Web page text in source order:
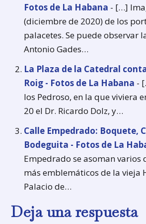
Fotos de La Habana - […]
(diciembre de 2020) de los
palacetes. Se puede observar
Antonio Gades…
La Plaza de la Catedral
Roig - Fotos de La Habana -
los Pedroso, en la que viviera
20 el Dr. Ricardo Dolz, y…
Calle Empedrado: Boquete,
Bodeguita - Fotos de La
Empedrado se asoman varios
más emblemáticos de la vieja
Palacio de…
Deja una respuesta